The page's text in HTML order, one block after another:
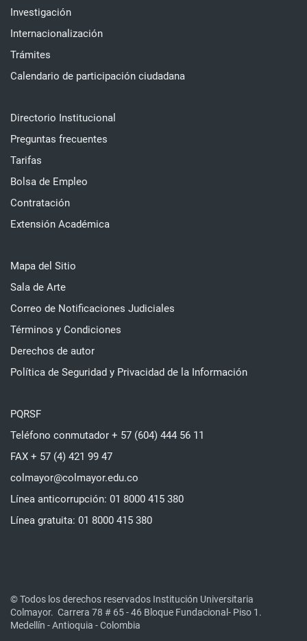
Investigación
Internacionalización
Trámites
Calendario de participación ciudadana
Directorio Institucional
Preguntas frecuentes
Tarifas
Bolsa de Empleo
Contratación
Extensión Académica
Mapa del Sitio
Sala de Arte
Correo de Notificaciones Judiciales
Términos y Condiciones
Derechos de autor
Política de Seguridad y Privacidad de la Información
PQRSF
Teléfono conmutador + 57 (604) 444 56 11
FAX + 57 (4) 421 99 47
colmayor@colmayor.edu.co
Línea anticorrupción: 01 8000 415 380
Línea gratuita: 01 8000 415 380
© Todos los derechos reservados Institución Universitaria
Colmayor. Carrera 78 # 65 - 46 Bloque Fundacional- Piso 1.
Medellín - Antioquia - Colombia